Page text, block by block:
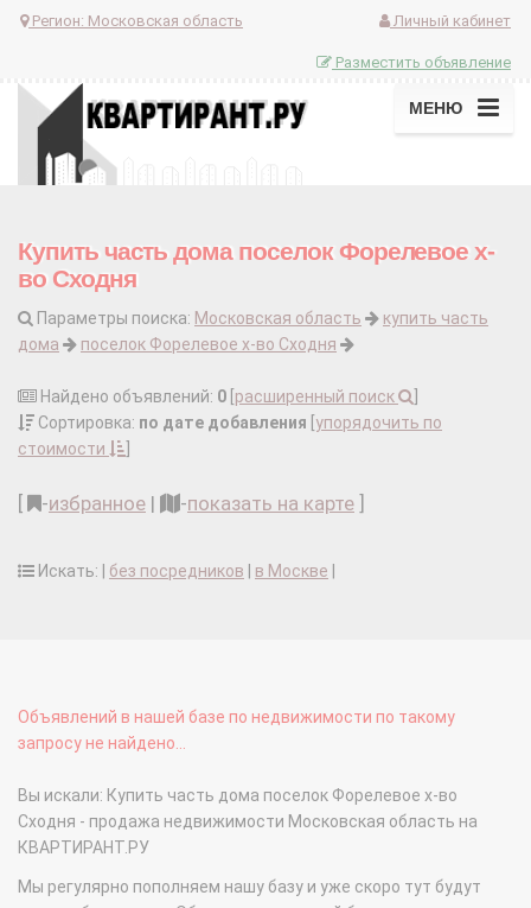
Регион: Московская область Личный кабинет
Разместить объявление
МЕНЮ
Купить часть дома поселок Форелевое х-
во Сходня
Параметры поиска: Московская область
купить часть
дома
поселок Форелевое х-во Сходня
Найдено объявлений: 0 расширенный поиск
Сортировка: по дате добавления упорядочить по
стоимости
-избранное | -показать на карте
Искать: | без посредников в Москве
Объявлений в нашей базе по недвижимости по такому
запросу не найдено...
Вы искали: Купить часть дома поселок Форелевое х-во
Сходня - продажа недвижимости Московская область на
КВАРТИРАНТ.РУ
Мы регулярно пополняем нашу базу и уже скоро тут будут